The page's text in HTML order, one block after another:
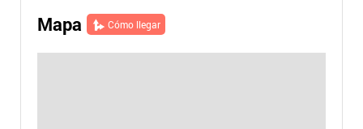
Mapa Cómo llegar